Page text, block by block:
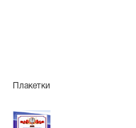
Плакетки